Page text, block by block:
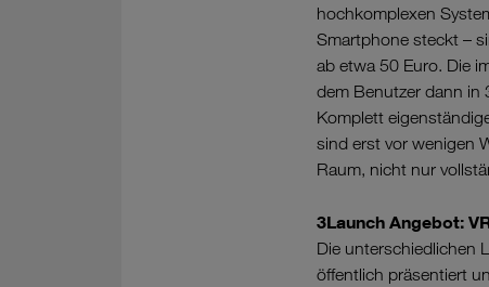
hochkomplexen
Smartphone steckt –
ab etwa 50 Euro. Die
dem Benutzer dann in
Komplett
sind erst vor wenigen
Raum, nicht nur
3Launch Angebot:
Die unterschiedlichen
öffentlich präsentiert